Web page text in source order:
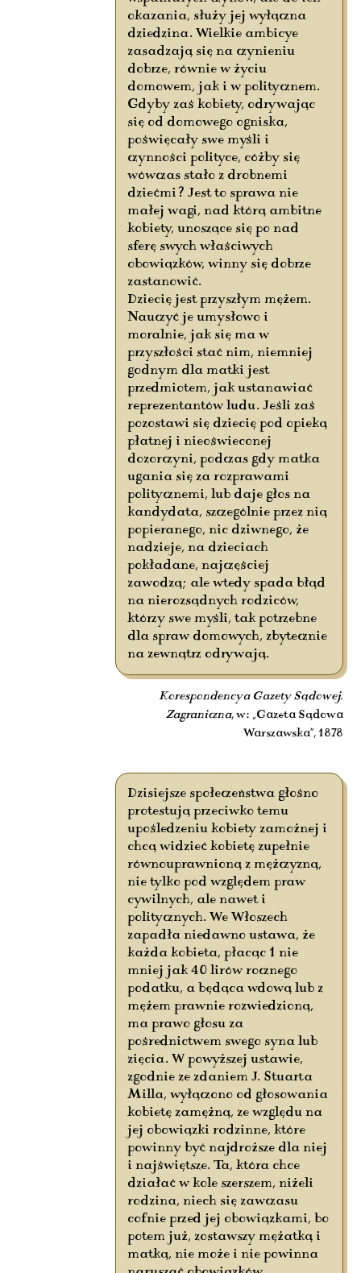
okazania, służy jej wyłączna
dziedzina. Wielkie ambicye
zasadzają się na czynieniu
dobrze, równie w życiu
domowem, jak i w politycznem.
Gdyby zaś kobiety, odrywając
się od domowego ogniska,
poświęcały swe myśli i
czynności polityce, cóżby się
wówczas stało z drobnemi
dziećmi? Jest to sprawa nie
małej wagi, nad którą ambitne
kobiety, unoszące się po nad
sferę swych właściwych
obowiązków, winny się dobrze
zastanowić.
Dziecię jest przyszłym mężem.
Nauczyć je umysłowo i
moralnie, jak się ma w
przyszłości stać nim, niemniej
godnym dla matki jest
przedmiotem, jak ustanawiać
reprezentantów ludu. Jeśli zaś
pozostawi się dziecię pod opieką
płatnej i nieoświeconej
dozorczyni, podczas gdy matka
ugania się za rozprawami
politycznemi, lub daje głos na
kandydata, szczególnie przez nią
popieranego, nic dziwnego, że
nadzieje, na dzieciach
pokładane, najczęściej
zawodzą; ale wtedy spada błąd
na nierozsądnych rodziców,
którzy swe myśli, tak potrzebne
dla spraw domowych, zbytecznie
na zewnątrz odrywają.
Korespondencya Gazety Sądowej.
Zagraniczna, w: „Gazeta Sądowa
Warszawska”, 1878
Dzisiejsze społeczeństwa głośno
protestują przeciwko temu
upośledzeniu kobiety zamożnej i
chcą widzieć kobietę zupełnie
równouprawnioną z mężczyzną,
nie tylko pod względem praw
cywilnych, ale nawet i
politycznych. We Włoszech
zapadła niedawno ustawa, że
każda kobieta, płacąc 1 nie
mniej jak 40 lirów rocznego
podatku, a będąca wdową lub z
mężem prawnie rozwiedzioną,
ma prawo głosu za
pośrednictwem swego syna lub
zięcia. W powyższej ustawie,
zgodnie ze zdaniem J. Stuarta
Milla, wyłączono od głosowania
kobietę zamężną, ze względu na
jej obowiązki rodzinne, które
powinny być najdroższe dla niej
i najświętsze. Ta, która chce
działać w kole szerszem, niżeli
rodzina, niech się zawczasu
cofnie przed jej obowiązkami, bo
potem już, zostawszy mężatką i
matką, nie może i nie powinna